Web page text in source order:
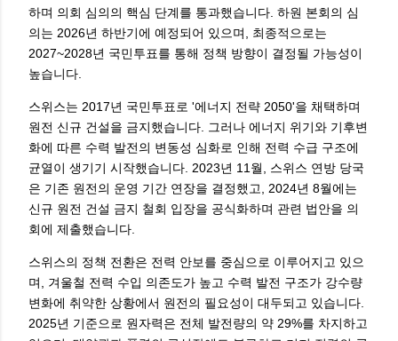
하며 의회 심의의 핵심 단계를 통과했습니다. 하원 본회의 심
의는 2026년 하반기에 예정되어 있으며, 최종적으로는
2027~2028년 국민투표를 통해 정책 방향이 결정될 가능성이
높습니다.
스위스는 2017년 국민투표로 '에너지 전략 2050'을 채택하며
원전 신규 건설을 금지했습니다. 그러나 에너지 위기와 기후변
화에 따른 수력 발전의 변동성 심화로 인해 전력 수급 구조에
균열이 생기기 시작했습니다. 2023년 11월, 스위스 연방 당국
은 기존 원전의 운영 기간 연장을 결정했고, 2024년 8월에는
신규 원전 건설 금지 철회 입장을 공식화하며 관련 법안을 의
회에 제출했습니다.
스위스의 정책 전환은 전력 안보를 중심으로 이루어지고 있으
며, 겨울철 전력 수입 의존도가 높고 수력 발전 구조가 강수량
변화에 취약한 상황에서 원전의 필요성이 대두되고 있습니다.
2025년 기준으로 원자력은 전체 발전량의 약 29%를 차지하고